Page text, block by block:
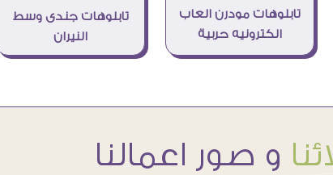
تابلوهات مودرن العاب
الكترونيه حربية
تابلوهات جندى وسط
النيران
و صور اعمالنا